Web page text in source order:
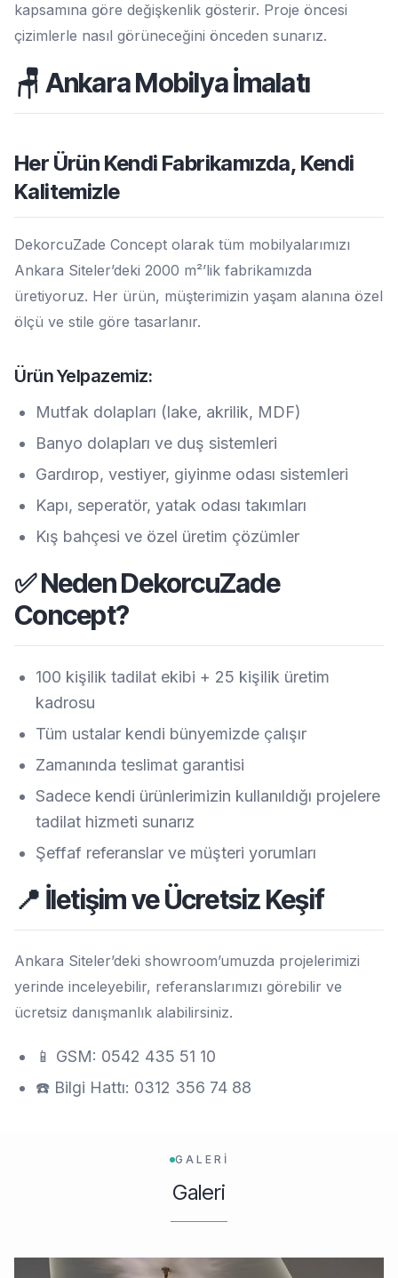
kapsamına göre değişkenlik gösterir. Proje öncesi
çizimlerle nasıl görüneceğini önceden sunarız.
🪑 Ankara Mobilya İmalatı
Her Ürün Kendi Fabrikamızda, Kendi
Kalitemizle
DekorcuZade Concept olarak tüm mobilyalarımızı
Ankara Siteler’deki 2000 m²’lik fabrikamızda
üretiyoruz. Her ürün, müşterimizin yaşam alanına özel
ölçü ve stile göre tasarlanır.
Ürün Yelpazemiz:
Mutfak dolapları (lake, akrilik, MDF)
Banyo dolapları ve duş sistemleri
Gardırop, vestiyer, giyinme odası sistemleri
Kapı, seperatör, yatak odası takımları
Kış bahçesi ve özel üretim çözümler
✅ Neden DekorcuZade
Concept?
100 kişilik tadilat ekibi + 25 kişilik üretim
kadrosu
Tüm ustalar kendi bünyemizde çalışır
Zamanında teslimat garantisi
Sadece kendi ürünlerimizin kullanıldığı projelere
tadilat hizmeti sunarız
Şeffaf referanslar ve müşteri yorumları
📍 İletişim ve Ücretsiz Keşif
Ankara Siteler’deki showroom’umuzda projelerimizi
yerinde inceleyebilir, referanslarımızı görebilir ve
ücretsiz danışmanlık alabilirsiniz.
📱 GSM: 0542 435 51 10
☎️ Bilgi Hattı: 0312 356 74 88
GALERİ
Galeri